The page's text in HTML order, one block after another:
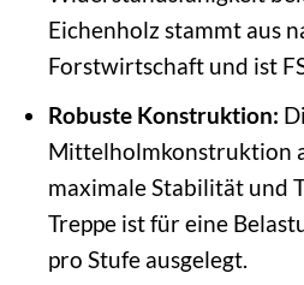
Eichenholz stammt aus
Forstwirtschaft und ist
Robuste Konstruktion:
Mittelholmkonstruktion
maximale Stabilität und
Treppe ist für eine
pro Stufe ausgelegt.